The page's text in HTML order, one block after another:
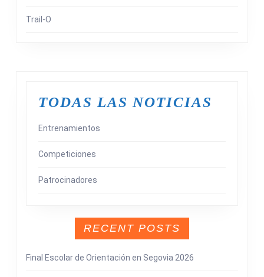
Trail-O
TODAS LAS NOTICIAS
Entrenamientos
Competiciones
Patrocinadores
RECENT POSTS
Final Escolar de Orientación en Segovia 2026